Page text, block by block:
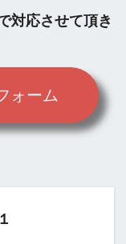
対応させて頂き
ォーム